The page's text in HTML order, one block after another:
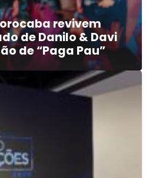
revivem
de Danilo & Davi
de “Paga Pau”